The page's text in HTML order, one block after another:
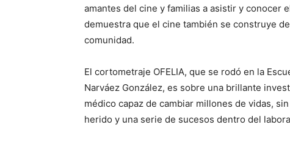
amantes del cine y familias a asistir y conocer
demuestra que el cine también se construye
comunidad.
El cortometraje OFELIA, que se rodó en la
Narváez González, es sobre una brillante
médico capaz de cambiar millones de vidas,
herido y una serie de sucesos dentro del